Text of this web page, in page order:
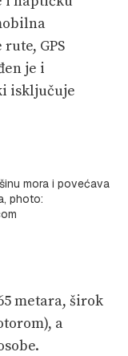
GPS
je i
isključuje
mora i povećava
photo:
metara, širok
a